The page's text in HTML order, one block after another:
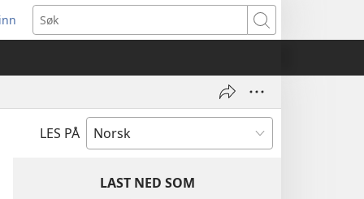
Søk
LES PÅ
LAST NED SOM